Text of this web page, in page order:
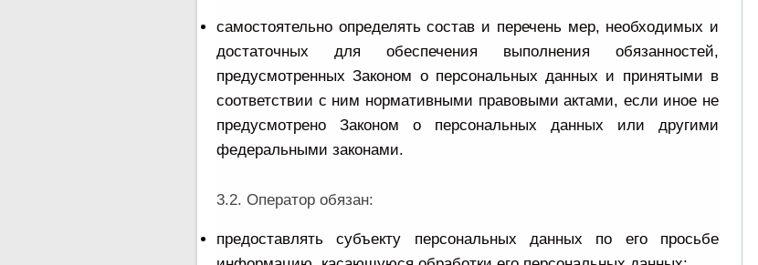
самостоятельно определять состав и перечень мер, необходимых и
достаточных для обеспечения выполнения обязанностей,
предусмотренных Законом о персональных данных и принятыми в
соответствии с ним нормативными правовыми актами, если иное не
предусмотрено Законом о персональных данных или другими
федеральными законами.
3.2. Оператор обязан:
предоставлять субъекту персональных данных по его просьбе